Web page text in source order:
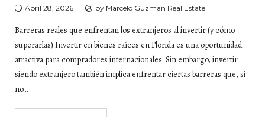
April 28, 2026 by Marcelo Guzman Real Estate
Barreras reales que enfrentan los extranjeros al invertir (y cómo
superarlas) Invertir en bienes raíces en Florida es una oportunidad
atractiva para compradores internacionales. Sin embargo, invertir
siendo extranjero también implica enfrentar ciertas barreras que, si
no…